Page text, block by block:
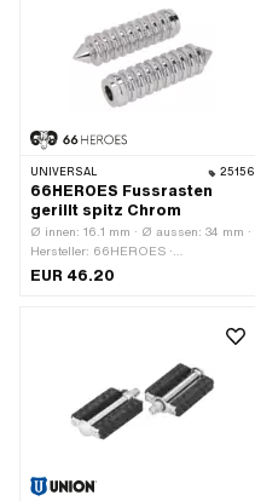
UNIVERSAL 25156
66HEROES Fussrasten
gerillt spitz Chrom
Ø innen: 16.1 mm · Ø aussen: 34 mm ·
Hersteller: 66HEROES ·
Gesamtlänge: 126 mm · Material:
EUR 46.20